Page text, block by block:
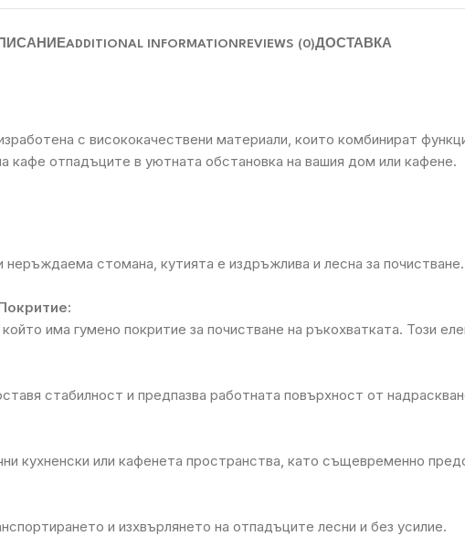
ADDITIONAL INFORMATION REVIEWS (0)ДОСТАВКА
с висококачествени материали, които комбинират
кафе отпадъците в уютната обстановка на вашия дом или кафене.
стомана, кутията е издръжлива и лесна за
има гумено покритие за почистване на ръкохватката. Този
стабилност и предпазва работната повърхност от
кухненски или кафенета пространства, като същевременно
и изхвърлянето на отпадъците лесни и без усилие.